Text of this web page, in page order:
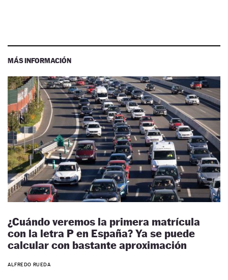
MÁS INFORMACIÓN
¿Cuándo veremos la primera matrícula
con la letra P en España? Ya se puede
calcular con bastante aproximación
ALFREDO RUEDA